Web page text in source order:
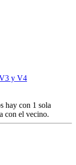
y V4
hay con 1 sola
con el vecino.